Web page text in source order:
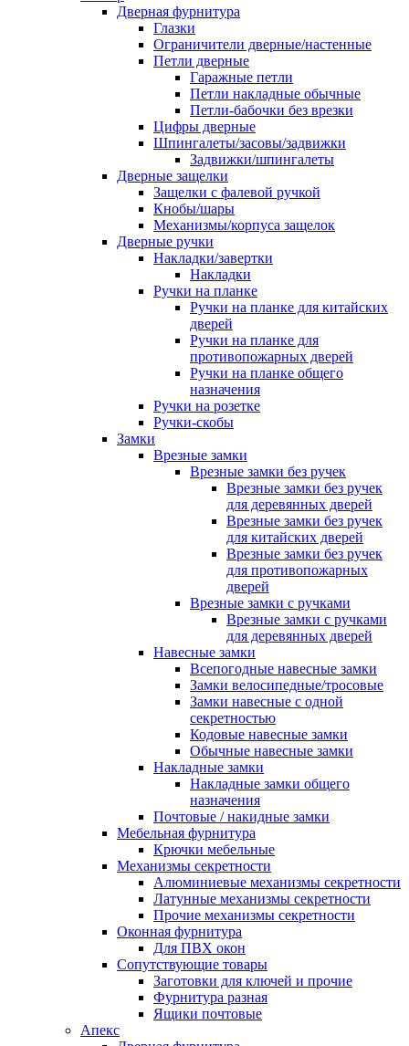
Дверная фурнитура
Глазки
Ограничители дверные/настенные
Петли дверные
Гаражные петли
Петли накладные обычные
Петли-бабочки без врезки
Цифры дверные
Шпингалеты/засовы/задвижки
Задвижки/шпингалеты
Дверные защелки
Защелки с фалевой ручкой
Кнобы/шары
Механизмы/корпуса защелок
Дверные ручки
Накладки/завертки
Накладки
Ручки на планке
Ручки на планке для китайских
дверей
Ручки на планке для
противопожарных дверей
Ручки на планке общего
назначения
Ручки на розетке
Ручки-скобы
Замки
Врезные замки
Врезные замки без ручек
Врезные замки без ручек
для деревянных дверей
Врезные замки без ручек
для китайских дверей
Врезные замки без ручек
для противопожарных
дверей
Врезные замки с ручками
Врезные замки с ручками
для деревянных дверей
Навесные замки
Всепогодные навесные замки
Замки велосипедные/тросовые
Замки навесные с одной
секретностью
Кодовые навесные замки
Обычные навесные замки
Накладные замки
Накладные замки общего
назначения
Почтовые / накидные замки
Мебельная фурнитура
Крючки мебельные
Механизмы секретности
Алюминиевые механизмы секретности
Латунные механизмы секретности
Прочие механизмы секретности
Оконная фурнитура
Для ПВХ окон
Сопутствующие товары
Заготовки для ключей и прочие
Фурнитура разная
Ящики почтовые
Апекс